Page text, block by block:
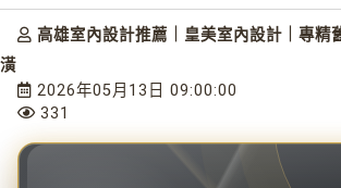
高雄室內設計推薦｜皇美室內設計｜專精
潢
2026年05月13日 09:00:00
331